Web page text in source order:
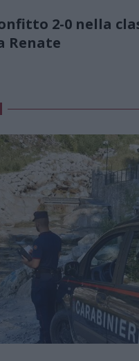
2-0 nella
Renate